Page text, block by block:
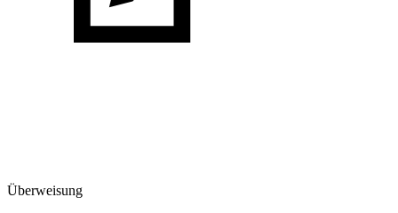
Überweisung